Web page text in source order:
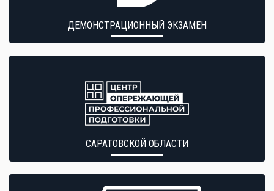
ДЕМОНСТРАЦИОННЫЙ ЭКЗАМЕН
САРАТОВСКОЙ ОБЛАСТИ